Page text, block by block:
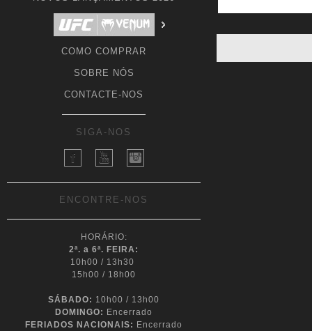
COMO COMPRAR
SOBRE NÓS
CONTACTE-NOS
SIGA-NOS
ENCONTRE-NOS
HORÁRIO:
2ª. a 6ª. FEIRA:
10h00 / 13h30
15h00 / 18h00
SÁBADO: 10h00 / 13h00
DOMINGO: Encerrado
FERIADOS NACIONAIS: Encerrado